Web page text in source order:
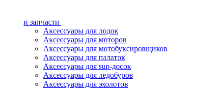
и запчасти
Аксессуары для лодок
Аксессуары для моторов
Аксессуары для мотобуксировщиков
Аксессуары для палаток
Аксессуары для sup-досок
Аксессуары для ледобуров
Аксессуары для эхолотов